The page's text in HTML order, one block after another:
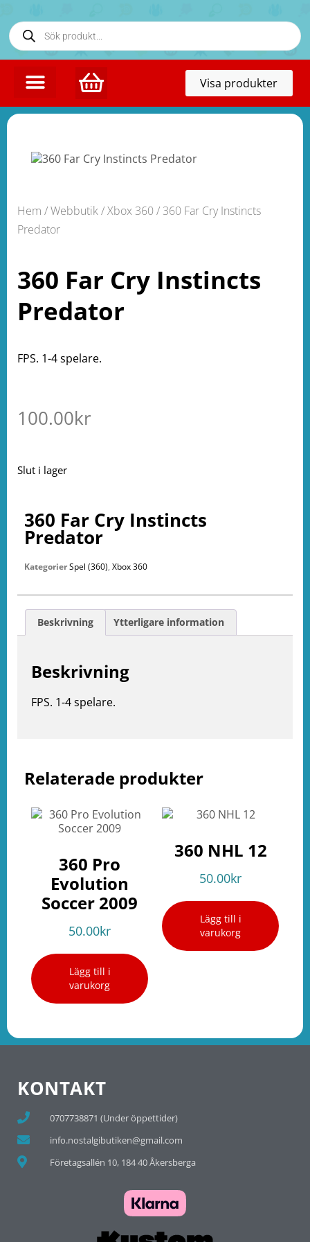
Visa produkter
Hem /Webbutik/Xbox 360/ 360 Far Cry Instincts
Predator
360 Far Cry Instincts
Predator
FPS. 1-4 spelare.
100.00kr
Slut i lager
Relaterade produkter
360 Pro
Evolution
Soccer 2009
50.00kr
Lägg till i
varukorg
360 NHL 12
50.00kr
Lägg till i
varukorg
360 Far Cry Instincts
Predator
KategorierSpel (360), Xbox 360
Beskrivning Ytterligare information
Beskrivning
FPS. 1-4 spelare.
KONTAKT
0707738871 (Under öppettider)
info.nostalgibutiken@gmail.com
Företagsallén 10, 184 40 Åkersberga